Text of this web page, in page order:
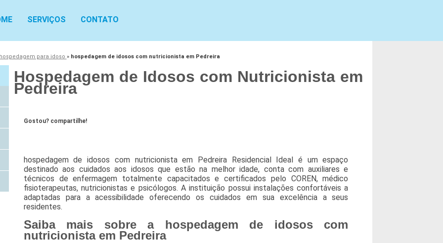
SERVIÇOS CONTATO
hospedagem para idoso » hospedagem de idosos com nutricionista em Pedreira
Hospedagem de Idosos com Nutricionista em
Pedreira
Gostou? compartilhe!
hospedagem de idosos com nutricionista em Pedreira Residencial Ideal é um espaço
destinado aos cuidados aos idosos que estão na melhor idade, conta com auxiliares e
técnicos de enfermagem totalmente capacitados e certificados pelo COREN, médico
fisioterapeutas, nutricionistas e psicólogos. A instituição possui instalações confortáveis a
adaptadas para a acessibilidade oferecendo os cuidados em sua excelência a seus
residentes.
Saiba mais sobre a hospedagem de idosos com
nutricionista em Pedreira